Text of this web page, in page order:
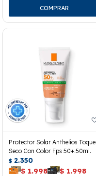
Protector Solar Anthelios Toque
Seco Con Color Fps 50+.50ml.
$ 2.350
$ 1.998 $ 1.998